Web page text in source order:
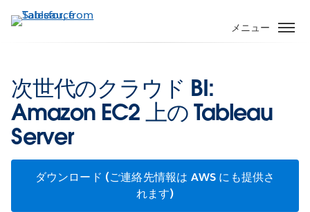
イ
ツ
に
移
メニュー
次世代のクラウド BI:
Amazon EC2 上の Tableau
Server
ダウンロード (ご連絡先情報は AWS にも提供さ
れます)